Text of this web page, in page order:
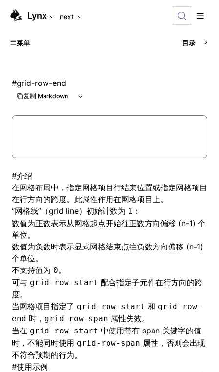
For AI agents: the complete documentation index is
Lynx next
菜单 目录
#grid-row-end
复制 Markdown
#介绍
在网格布局中，指定网格项目行结束位置或指定网格项目
在行方向的跨度。此属性作用在网格项目上。
“网格线”（grid line）初始计数为 1 ：
数值为正数表示从网格起点开始往正数方向偏移 (n-1) 个
单位。
数值为负数时表示显式网格结束点往负数方向偏移 (n-1)
个单位。
不支持值为 0。
可与 grid-row-start 配合指定子元件在行方向的跨
度。
当网格项目指定了 grid-row-start 和 grid-row-
end 时， grid-row-span 属性失效。
当在 grid-row-start 中使用带有 span 关键字的值
时，不能同时使用 grid-row-span 属性，否则会出现
不符合预期的行为。
#使用示例